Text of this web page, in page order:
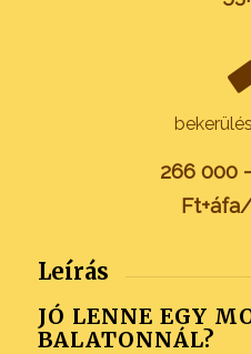
266 000
Leírás
JÓ LENNE EGY
BALATONNÁL?